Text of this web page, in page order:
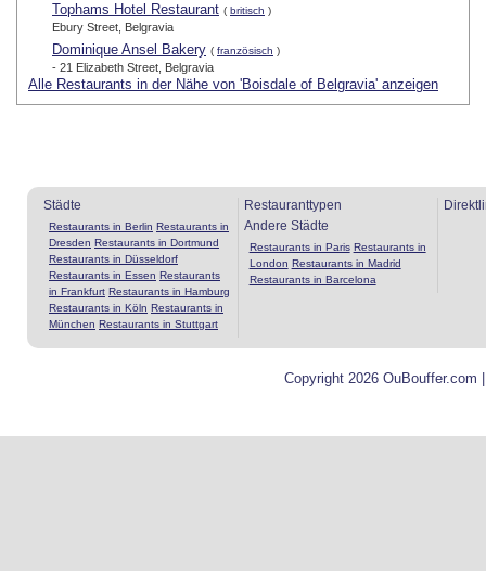
Tophams Hotel Restaurant ( britisch )
Ebury Street, Belgravia
Dominique Ansel Bakery ( französisch )
- 21 Elizabeth Street, Belgravia
Alle Restaurants in der Nähe von 'Boisdale of Belgravia' anzeigen
Städte
Restaurants in Berlin Restaurants in
Dresden Restaurants in Dortmund
Restaurants in Düsseldorf
Restaurants in Essen Restaurants
in Frankfurt Restaurants in Hamburg
Restaurants in Köln Restaurants in
München Restaurants in Stuttgart
Restauranttypen
Andere Städte
Restaurants in Paris Restaurants in
London Restaurants in Madrid
Restaurants in Barcelona
Copyright 2026 OuBouffer.com